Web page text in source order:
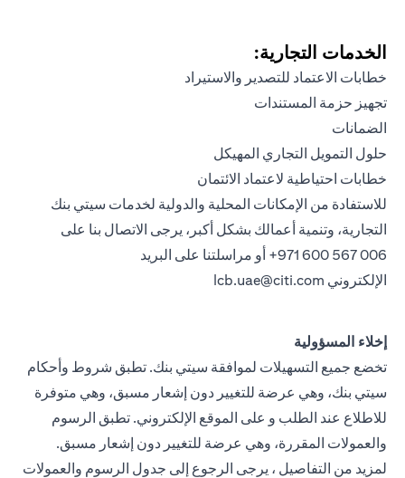
الخدمات التجارية:
خطابات الاعتماد للتصدير والاستيراد
تجهيز حزمة المستندات
الضمانات
حلول التمويل التجاري المهيكل
خطابات احتياطية لاعتماد الائتمان
للاستفادة من الإمكانات المحلية والدولية لخدمات سيتي بنك
التجارية، وتنمية أعمالك بشكل أكبر، يرجى الاتصال بنا على
971 600 567 006+ أو مراسلتنا على البريد
الإلكتروني lcb.uae@citi.com
إخلاء المسؤولية
تخضع جميع التسهيلات لموافقة سيتي بنك. تطبق شروط وأحكام
سيتي بنك، وهي عرضة للتغيير دون إشعار مسبق، وهي متوفرة
للاطلاع عند الطلب و على الموقع الإلكتروني. تطبق الرسوم
والعمولات المقررة، وهي عرضة للتغيير دون إشعار مسبق.
لمزيد من التفاصيل ، يرجى الرجوع إلى جدول الرسوم والعمولات